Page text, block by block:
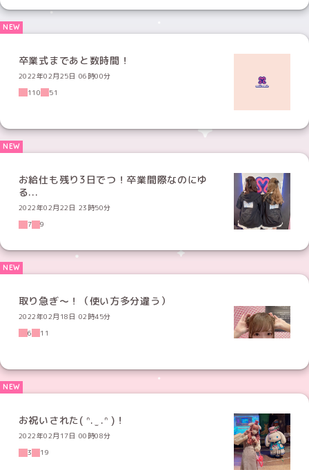
卒業式まであと数時間！
2022年02月25日 06時00分
110
51
お給仕も残り3日でつ！卒業間際なのにゆ
る...
2022年02月22日 23時50分
7
9
取り急ぎ〜！（使い方多分違う）
2022年02月18日 02時45分
6
11
お祝いされた( ᐢ. ̫ .ᐢ )！
2022年02月17日 00時08分
3
19